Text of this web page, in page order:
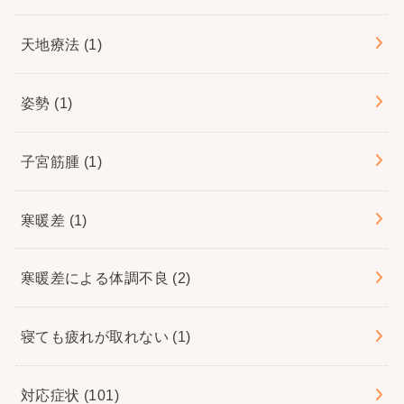
天地療法 (1)
姿勢 (1)
子宮筋腫 (1)
寒暖差 (1)
寒暖差による体調不良 (2)
寝ても疲れが取れない (1)
対応症状 (101)